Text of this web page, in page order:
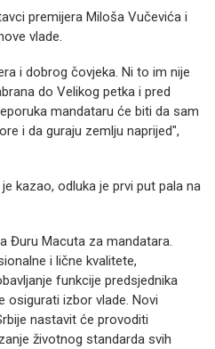
premijera Miloša Vučevića i
vlade.
i dobrog čovjeka. Ni to im nije
do Velikog petka i pred
mandataru će biti da sam
i da guraju zemlju naprijed",
kazao, odluka je prvi put pala na
Đuru Macuta za mandatara.
i lične kvalitete,
funkcije predsjednika
osigurati izbor vlade. Novi
nastavit će provoditi
životnog standarda svih